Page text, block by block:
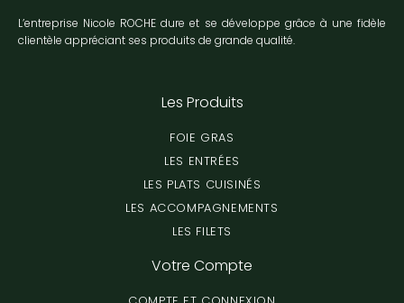
L’entreprise Nicole ROCHE dure et se développe grâce à une fidèle
clientèle appréciant ses produits de grande qualité.
Les Produits
FOIE GRAS
LES ENTRÉES
LES PLATS CUISINÉS
LES ACCOMPAGNEMENTS
LES FILETS
Votre Compte